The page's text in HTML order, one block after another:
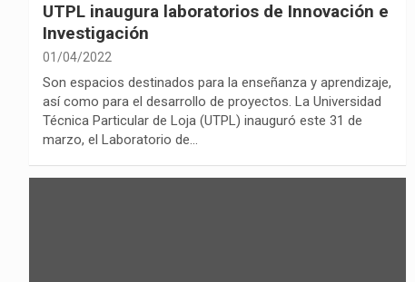
UTPL inaugura laboratorios de Innovación e
Investigación
01/04/2022
Son espacios destinados para la enseñanza y aprendizaje,
así como para el desarrollo de proyectos. La Universidad
Técnica Particular de Loja (UTPL) inauguró este 31 de
marzo, el Laboratorio de…